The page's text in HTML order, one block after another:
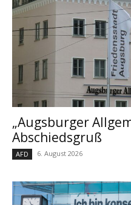
„Augsburger
Abschiedsgruß
AFD 6. August 2026